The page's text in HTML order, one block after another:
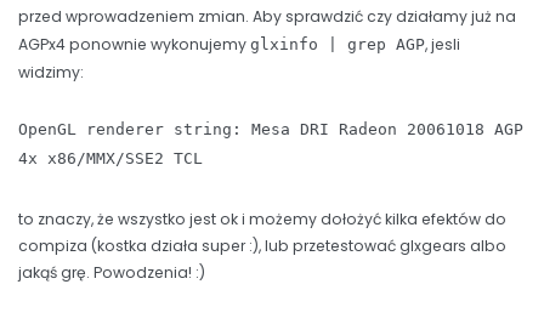
przed wprowadzeniem zmian. Aby sprawdzić czy działamy już na
AGPx4 ponownie wykonujemy glxinfo | grep AGP, jesli
widzimy:
OpenGL renderer string: Mesa DRI Radeon 20061018 AGP
4x x86/MMX/SSE2 TCL
to znaczy, że wszystko jest ok i możemy dołożyć kilka efektów do
compiza (kostka działa super :), lub przetestować glxgears albo
jakąś grę. Powodzenia! :)